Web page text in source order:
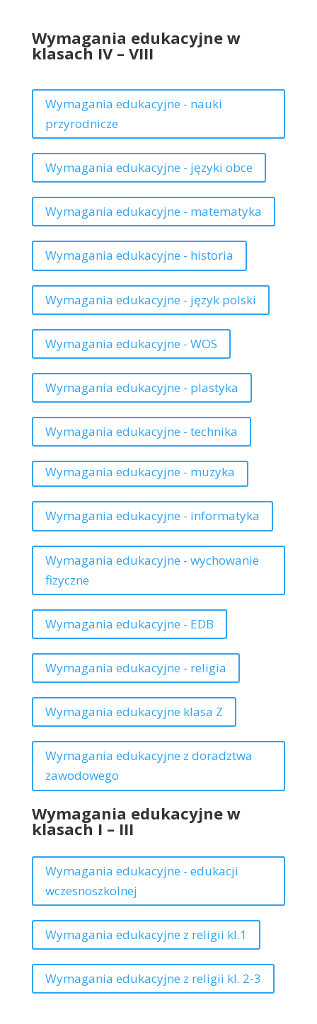
Wymagania edukacyjne w
klasach IV – VIII
Wymagania edukacyjne - nauki
przyrodnicze
Wymagania edukacyjne - języki obce
Wymagania edukacyjne - matematyka
Wymagania edukacyjne - historia
Wymagania edukacyjne - język polski
Wymagania edukacyjne - WOS
Wymagania edukacyjne - plastyka
Wymagania edukacyjne - technika
Wymagania edukacyjne - muzyka
Wymagania edukacyjne - informatyka
Wymagania edukacyjne - wychowanie
fizyczne
Wymagania edukacyjne - EDB
Wymagania edukacyjne - religia
Wymagania edukacyjne klasa Z
Wymagania edukacyjne z doradztwa
zawodowego
Wymagania edukacyjne w
klasach I – III
Wymagania edukacyjne - edukacji
wczesnoszkolnej
Wymagania edukacyjne z religii kl.1
Wymagania edukacyjne z religii kl. 2-3